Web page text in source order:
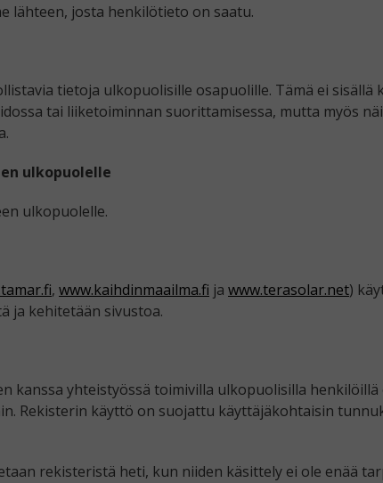
lähteen, josta henkilötieto on saatu.
tietoja ulkopuolisille osapuolille. Tämä ei sisällä
tai liiketoiminnan suorittamisessa, mutta myös
ulkopuolelle
ulkopuolelle.
, www.kaihdinmaailma.fi ja www.terasolar.net)
ja kehitetään sivustoa.
kanssa yhteistyössä toimivilla ulkopuolisilla henkilöillä
Rekisterin käyttö on suojattu käyttäjäkohtaisin
rekisteristä heti, kun niiden käsittely ei ole enää